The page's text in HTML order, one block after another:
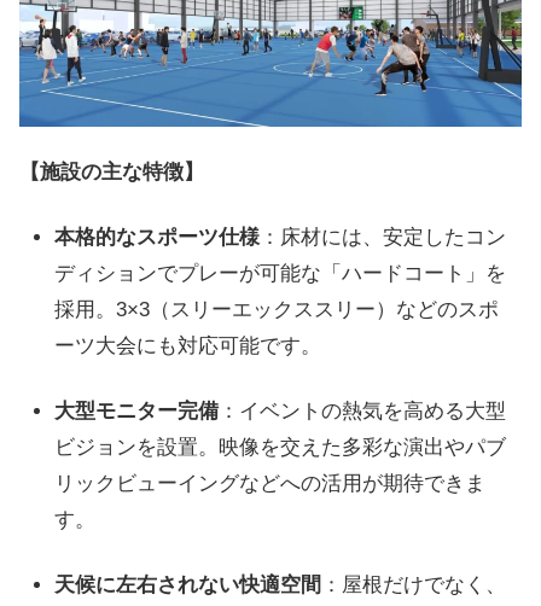
【施設の主な特徴】
本格的なスポーツ仕様：床材には、安定したコン
ディションでプレーが可能な「ハードコート」を
採用。3×3（スリーエックススリー）などのスポ
ーツ大会にも対応可能です。
大型モニター完備：イベントの熱気を高める大型
ビジョンを設置。映像を交えた多彩な演出やパブ
リックビューイングなどへの活用が期待できま
す。
天候に左右されない快適空間 ：屋根だけでなく、